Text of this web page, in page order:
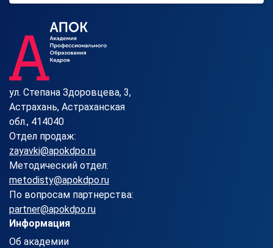
ул. Степана Здоровцева, 3,
Астрахань, Астраханская
обл., 414040
Отдел продаж:
zayavki@apokdpo.ru
Методический отдел:
metodisty@apokdpo.ru
По вопросам партнерства:
partner@apokdpo.ru
Информация
Об академии